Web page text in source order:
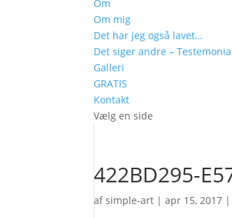
Om
Om mig
Det har jeg også lavet…
Det siger andre –
Galleri
GRATIS
Kontakt
Vælg en side
422BD295-
afsimple-art |apr 15, 2017